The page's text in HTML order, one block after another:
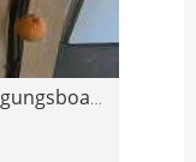
Montessori Kinder Beschäftigungsboard